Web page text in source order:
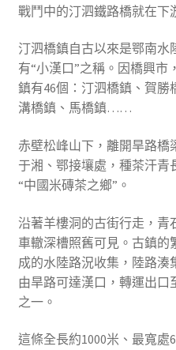
戰鬥中的汀泗鐵路橋就在下
汀泗橋鎮自古以來是鄂南水
有“小漢口”之稱。因橋興市
鎮有46個：汀泗橋鎮、賀
溝橋鎮、馬橋鎮……
赤壁松峰山下，離開旱路橋
于湘、鄂接壤處，種茶汗青
“中國米磚茶之鄉”。
沿著羊樓洞的古街行走，青
車轍深槽照舊可見。古鎮
成的水陸路況收集，陸路湊
由旱路可達漢口，轉運出
之一。
這條全長約1000米、最寬處